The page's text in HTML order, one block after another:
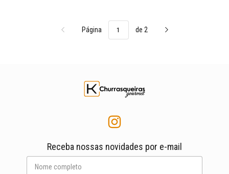
Página de 2
Receba nossas novidades por e-mail